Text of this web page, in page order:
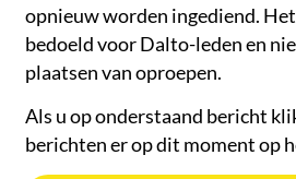
opnieuw worden ingediend.
bedoeld voor Dalto-leden en
plaatsen van oproepen.
Als u op onderstaand bericht
berichten er op dit moment op